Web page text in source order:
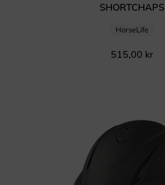
SHORTCHAPS
HorseLife
515,00 kr